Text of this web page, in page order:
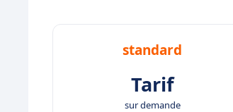
standard
Tarif
sur demande